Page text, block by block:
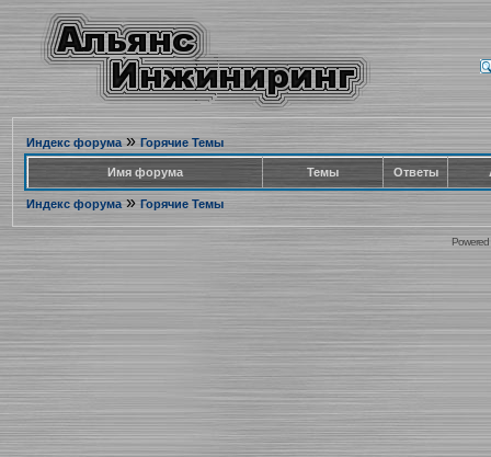
Индекс форума» Горячие Темы
Имя форума Темы Ответы
Индекс форума» Горячие Темы